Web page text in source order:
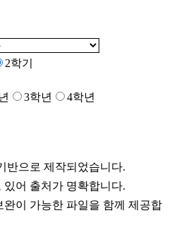
2학기
3학년 4학년
반으로 제작되었습니다.
있어 출처가 명확합니다.
완이 가능한 파일을 함께 제공합